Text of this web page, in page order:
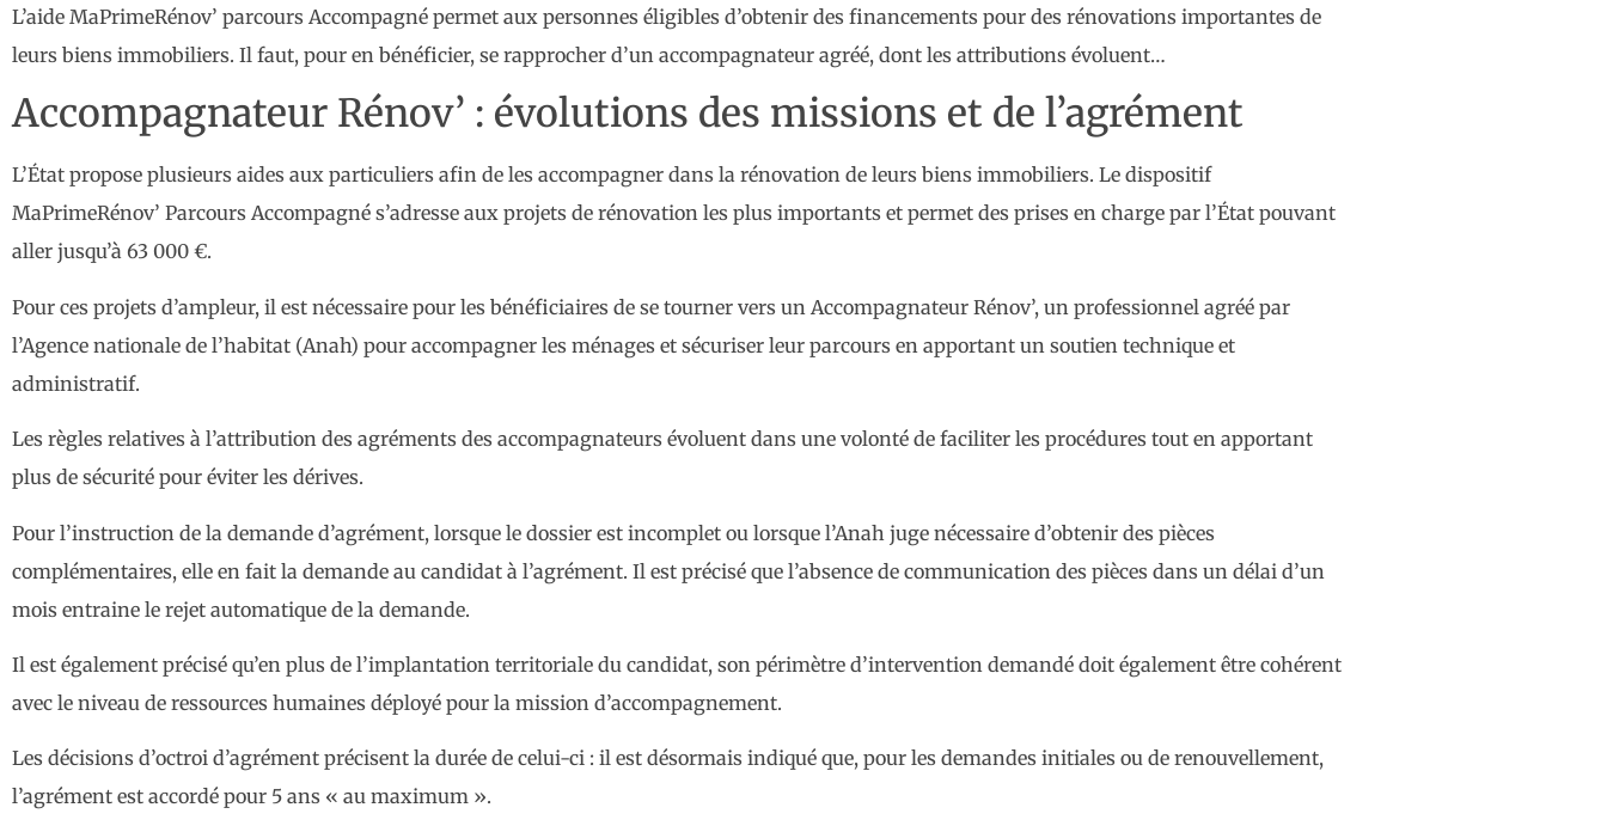
L’aide MaPrimeRénov’ parcours Accompagné permet aux personnes éligibles d’obtenir des financements pour des rénovations importantes de
leurs biens immobiliers. Il faut, pour en bénéficier, se rapprocher d’un accompagnateur agréé, dont les attributions évoluent…
Accompagnateur Rénov’ : évolutions des missions et de l’agrément
L’État propose plusieurs aides aux particuliers afin de les accompagner dans la rénovation de leurs biens immobiliers. Le dispositif
MaPrimeRénov’ Parcours Accompagné s’adresse aux projets de rénovation les plus importants et permet des prises en charge par l’État pouvant
aller jusqu’à 63 000 €.
Pour ces projets d’ampleur, il est nécessaire pour les bénéficiaires de se tourner vers un Accompagnateur Rénov’, un professionnel agréé par
l’Agence nationale de l’habitat (Anah) pour accompagner les ménages et sécuriser leur parcours en apportant un soutien technique et
administratif.
Les règles relatives à l’attribution des agréments des accompagnateurs évoluent dans une volonté de faciliter les procédures tout en apportant
plus de sécurité pour éviter les dérives.
Pour l’instruction de la demande d’agrément, lorsque le dossier est incomplet ou lorsque l’Anah juge nécessaire d’obtenir des pièces
complémentaires, elle en fait la demande au candidat à l’agrément. Il est précisé que l’absence de communication des pièces dans un délai d’un
mois entraine le rejet automatique de la demande.
Il est également précisé qu’en plus de l’implantation territoriale du candidat, son périmètre d’intervention demandé doit également être cohérent
avec le niveau de ressources humaines déployé pour la mission d’accompagnement.
Les décisions d’octroi d’agrément précisent la durée de celui-ci : il est désormais indiqué que, pour les demandes initiales ou de renouvellement,
l’agrément est accordé pour 5 ans « au maximum ».